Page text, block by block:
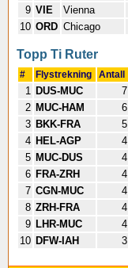
9 VIE Vienna
10 ORD Chicago
Topp Ti Ruter
# Flystrekning Antall
1 DUS-MUC 7
2 MUC-HAM 6
3 BKK-FRA 5
4 HEL-AGP 4
5 MUC-DUS 4
6 FRA-ZRH 4
7 CGN-MUC 4
8 ZRH-FRA 4
9 LHR-MUC 4
10 DFW-IAH 3